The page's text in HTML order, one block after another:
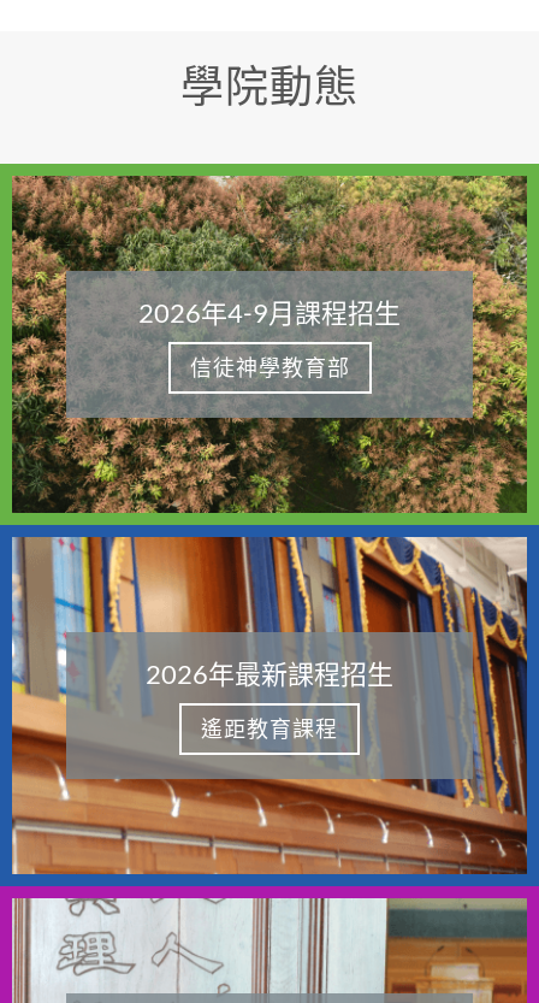
學院動態
2026年4-9月課程招生
信徒神學教育部
2026年最新課程招生
遙距教育課程